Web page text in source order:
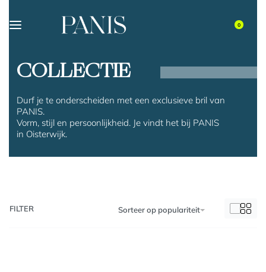
0
COLLECTIE
Durf je te onderscheiden met een exclusieve bril van
PANIS.
Vorm, stijl en persoonlijkheid. Je vindt het bij PANIS
in Oisterwijk.
Sorteer op populariteit
FILTER